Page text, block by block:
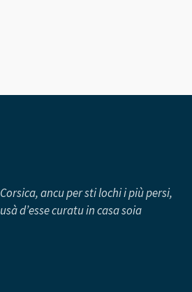
ancu per sti lochi i più persi,
d’esse curatu in casa soia